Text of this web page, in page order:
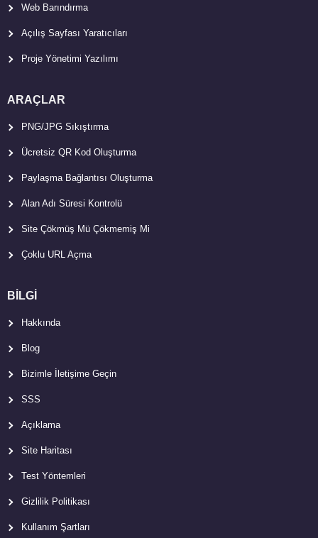
Web Barındırma
Açılış Sayfası Yaratıcıları
Proje Yönetimi Yazılımı
ARAÇLAR
PNG/JPG Sıkıştırma
Ücretsiz QR Kod Oluşturma
Paylaşma Bağlantısı Oluşturma
Alan Adı Süresi Kontrolü
Site Çökmüş Mü Çökmemiş Mi
Çoklu URL Açma
BİLGİ
Hakkında
Blog
Bizimle İletişime Geçin
SSS
Açıklama
Site Haritası
Test Yöntemleri
Gizlilik Politikası
Kullanım Şartları